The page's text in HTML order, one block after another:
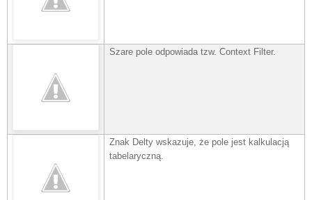
Szare pole odpowiada tzw. Context Filter.
Znak Delty wskazuje, że pole jest kalkulacją
tabelaryczną.